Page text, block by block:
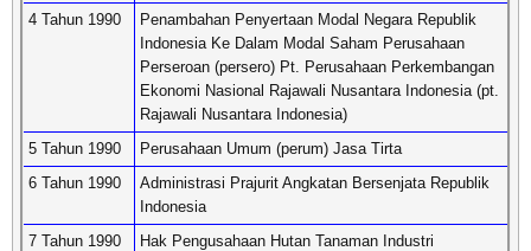
4 Tahun 1990
Penambahan Penyertaan Modal Negara Republik
Indonesia Ke Dalam Modal Saham Perusahaan
Perseroan (persero) Pt. Perusahaan Perkembangan
Ekonomi Nasional Rajawali Nusantara Indonesia (pt.
Rajawali Nusantara Indonesia)
5 Tahun 1990
Perusahaan Umum (perum) Jasa Tirta
6 Tahun 1990
Administrasi Prajurit Angkatan Bersenjata Republik
Indonesia
7 Tahun 1990
Hak Pengusahaan Hutan Tanaman Industri